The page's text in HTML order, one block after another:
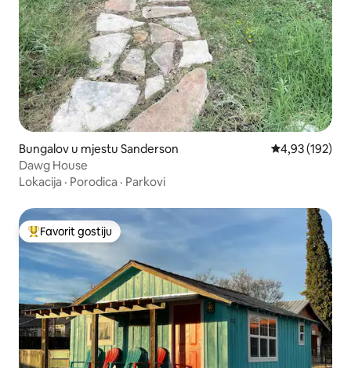
Bungalov u mjestu Sanderson prosječna
4,93 (192)
Dawg House
Lokacija · Porodica · Parkovi
Glavni favorit gostiju
Favorit gostiju